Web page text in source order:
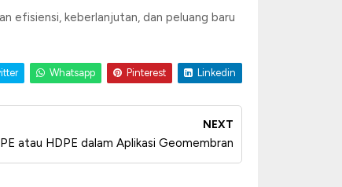
efisiensi, keberlanjutan, dan peluang baru
Whatsapp Pinterest Linkedin
NEXT
atau HDPE dalam Aplikasi Geomembran